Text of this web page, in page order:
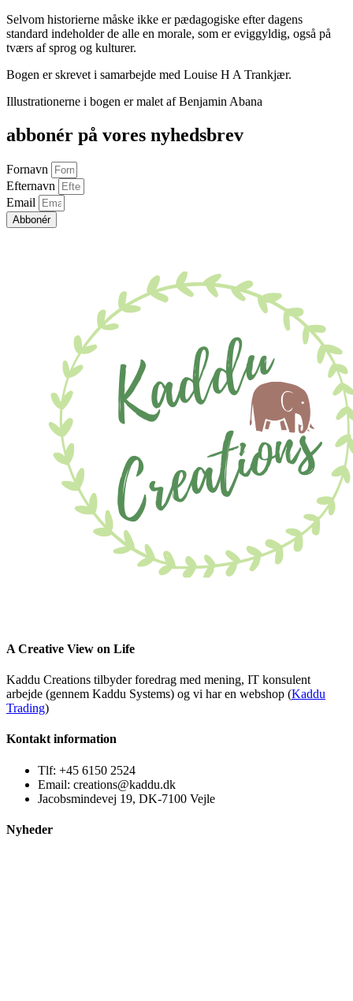
Selvom historierne måske ikke er pædagogiske efter dagens
standard indeholder de alle en morale, som er eviggyldig, også på
tværs af sprog og kulturer.
Bogen er skrevet i samarbejde med Louise H A Trankjær.
Illustrationerne i bogen er malet af Benjamin Abana
abbonér på vores nyhedsbrev
Fornavn
Efternavn
Email
Abbonér
A Creative View on Life
Kaddu Creations tilbyder foredrag med mening, IT konsulent
arbejde (gennem Kaddu Systems) og vi har en webshop (Kaddu
Trading)
Kontakt information
Tlf: +45 6150 2524
Email: creations@kaddu.dk
Jacobsmindevej 19, DK-7100 Vejle
Nyheder